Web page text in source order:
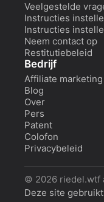
Veelgestelde
Instructies
Instructies
Neem contact op
Restitutiebeleid
Bedrijf
Affiliate marketing
Blog
Over
Pers
Patent
Colofon
Privacybeleid
© 2026 riedel.wtf
Deze site